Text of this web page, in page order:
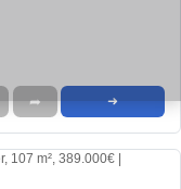
➦ ➜